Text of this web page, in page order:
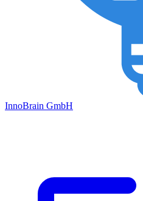
InnoBrain GmbH